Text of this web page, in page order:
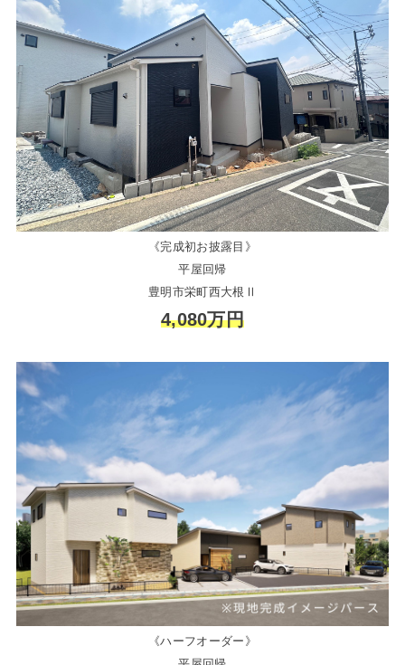
《完成初お披露目》
平屋回帰
豊明市栄町西大根Ⅱ
4,080万円
《ハーフオーダー》